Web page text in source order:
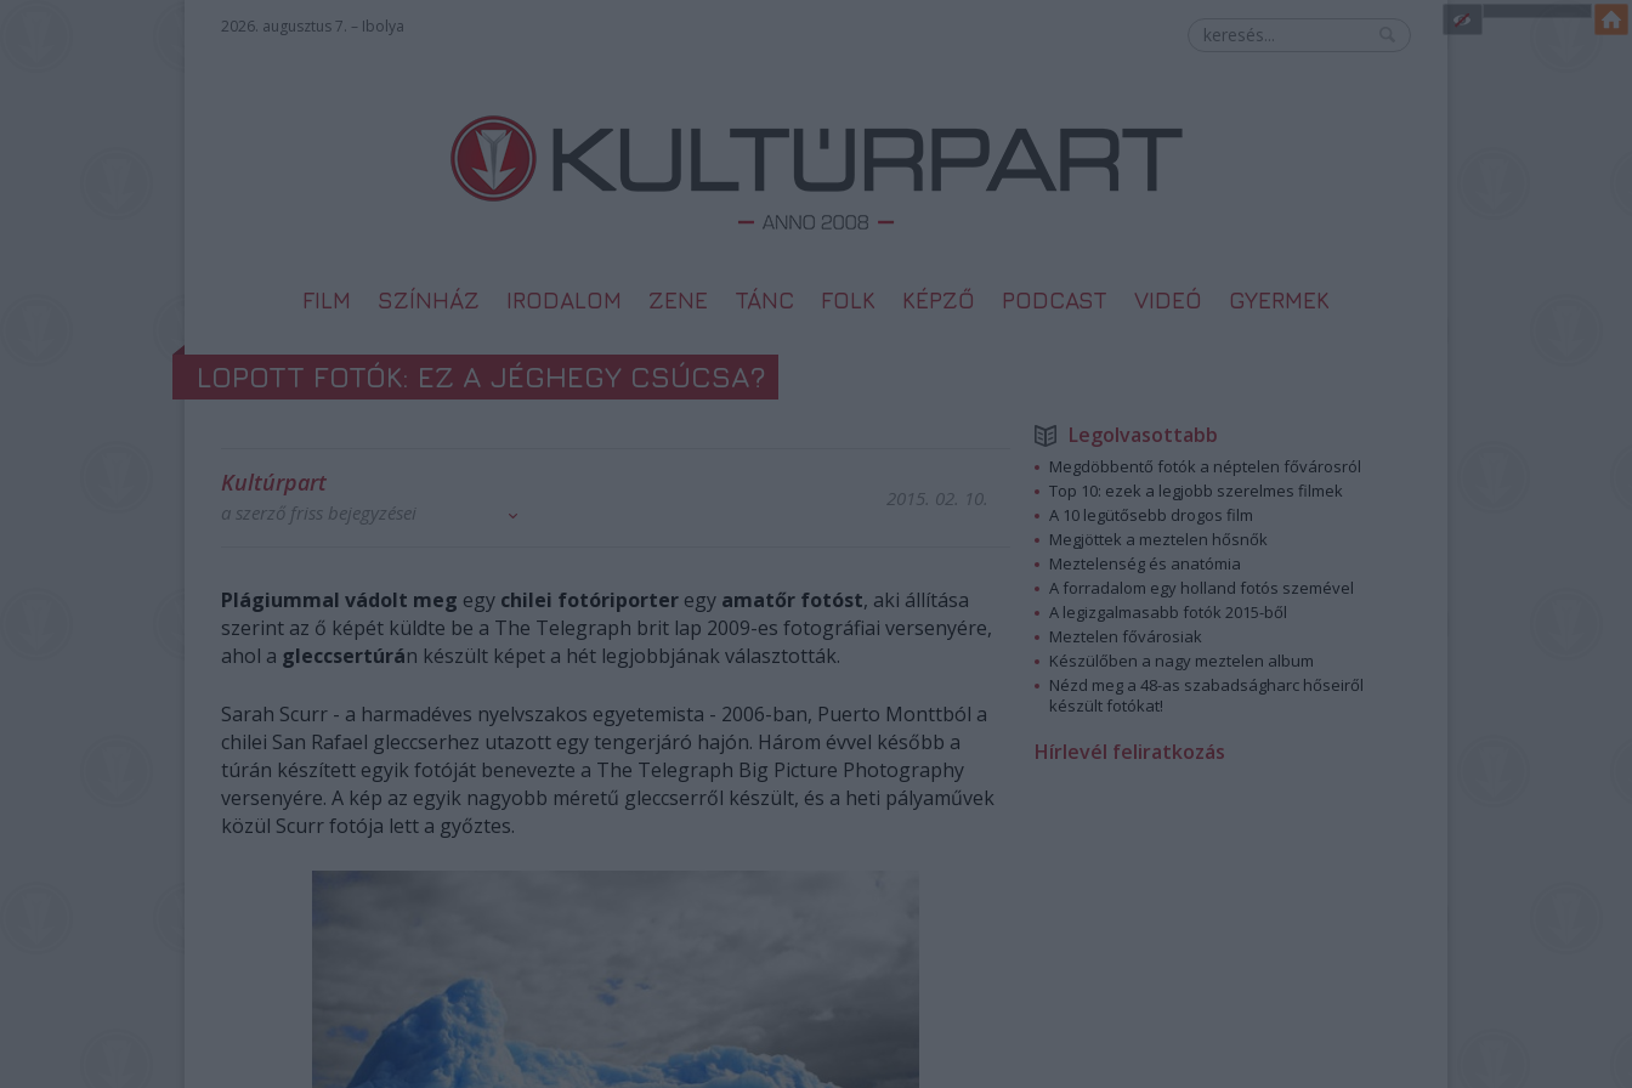
2026. augusztus 7. – Ibolya
FILM SZÍNHÁZ IRODALOM ZENE TÁNC FOLK KÉPZŐ PODCAST VIDEÓ GYERMEK
LOPOTT FOTÓK: EZ A JÉGHEGY CSÚCSA?
Kultúrpart
a szerző friss bejegyzései
2015. 02. 10.
Plágiummal vádolt meg egy chilei fotóriporter egy amatőr fotóst, aki állítása
szerint az ő képét küldte be a The Telegraph brit lap 2009-es fotográfiai versenyére,
ahol a gleccsertúrán készült képet a hét legjobbjának választották.
Sarah Scurr - a harmadéves nyelvszakos egyetemista - 2006-ban, Puerto Monttból a
chilei San Rafael gleccserhez utazott egy tengerjáró hajón. Három évvel később a
túrán készített egyik fotóját benevezte a The Telegraph Big Picture Photography
versenyére. A kép az egyik nagyobb méretű gleccserről készült, és a heti pályaművek
közül Scurr fotója lett a győztes.
Legolvasottabb
Megdöbbentő fotók a néptelen fővárosról
Top 10: ezek a legjobb szerelmes filmek
A 10 legütősebb drogos film
Megjöttek a meztelen hősnők
Meztelenség és anatómia
A forradalom egy holland fotós szemével
A legizgalmasabb fotók 2015-ből
Meztelen fővárosiak
Készülőben a nagy meztelen album
Nézd meg a 48-as szabadságharc hőseiről
készült fotókat!
Hírlevél feliratkozás